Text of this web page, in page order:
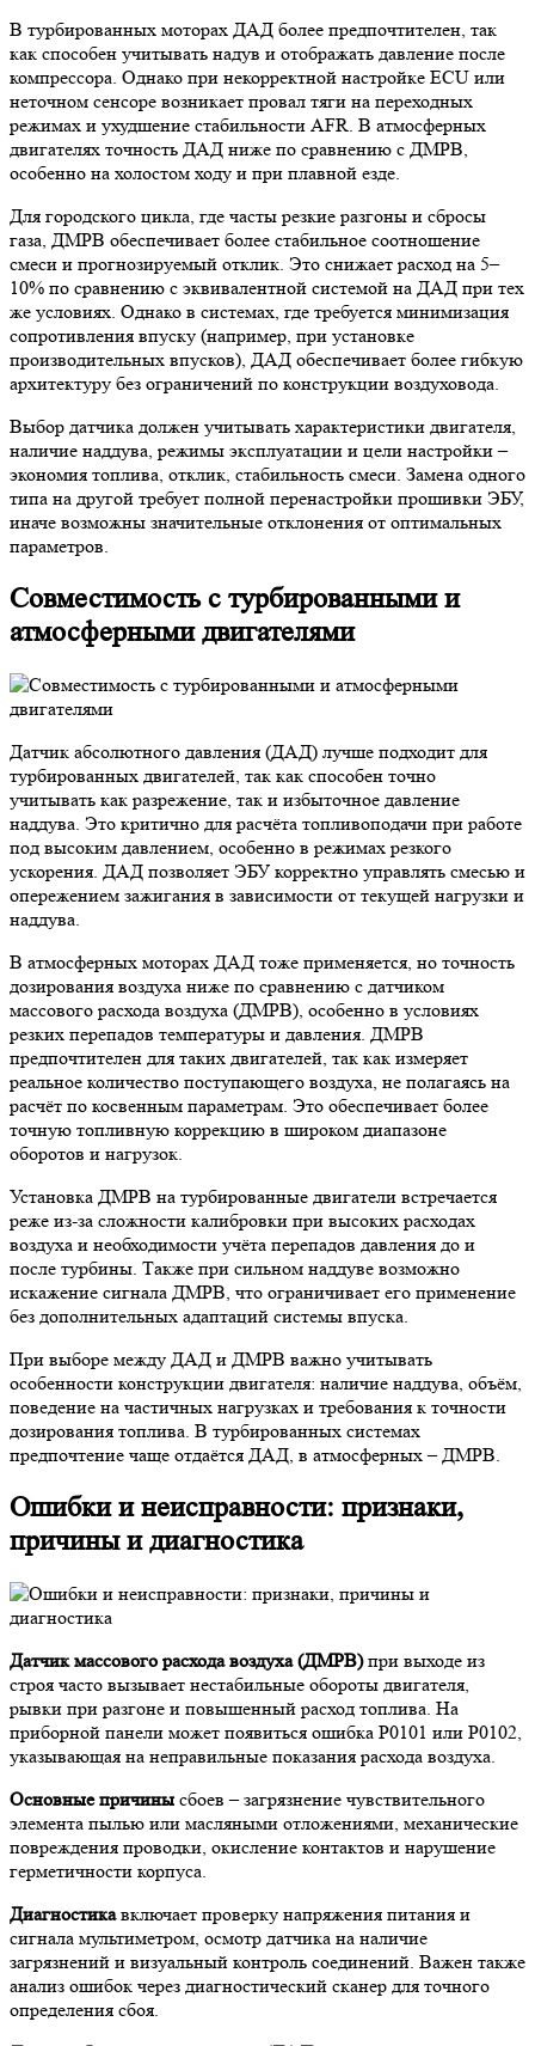
В турбированных моторах ДАД более предпочтителен, так
как способен учитывать надув и отображать давление после
компрессора. Однако при некорректной настройке ECU или
неточном сенсоре возникает провал тяги на переходных
режимах и ухудшение стабильности AFR. В атмосферных
двигателях точность ДАД ниже по сравнению с ДМРВ,
особенно на холостом ходу и при плавной езде.
Для городского цикла, где часты резкие разгоны и сбросы
газа, ДМРВ обеспечивает более стабильное соотношение
смеси и прогнозируемый отклик. Это снижает расход на 5–
10% по сравнению с эквивалентной системой на ДАД при тех
же условиях. Однако в системах, где требуется минимизация
сопротивления впуску (например, при установке
производительных впусков), ДАД обеспечивает более гибкую
архитектуру без ограничений по конструкции воздуховода.
Выбор датчика должен учитывать характеристики двигателя,
наличие наддува, режимы эксплуатации и цели настройки –
экономия топлива, отклик, стабильность смеси. Замена одного
типа на другой требует полной перенастройки прошивки ЭБУ,
иначе возможны значительные отклонения от оптимальных
параметров.
Совместимость с турбированными и
атмосферными двигателями
Датчик абсолютного давления (ДАД) лучше подходит для
турбированных двигателей, так как способен точно
учитывать как разрежение, так и избыточное давление
наддува. Это критично для расчёта топливоподачи при работе
под высоким давлением, особенно в режимах резкого
ускорения. ДАД позволяет ЭБУ корректно управлять смесью и
опережением зажигания в зависимости от текущей нагрузки и
наддува.
В атмосферных моторах ДАД тоже применяется, но точность
дозирования воздуха ниже по сравнению с датчиком
массового расхода воздуха (ДМРВ), особенно в условиях
резких перепадов температуры и давления. ДМРВ
предпочтителен для таких двигателей, так как измеряет
реальное количество поступающего воздуха, не полагаясь на
расчёт по косвенным параметрам. Это обеспечивает более
точную топливную коррекцию в широком диапазоне
оборотов и нагрузок.
Установка ДМРВ на турбированные двигатели встречается
реже из-за сложности калибровки при высоких расходах
воздуха и необходимости учёта перепадов давления до и
после турбины. Также при сильном наддуве возможно
искажение сигнала ДМРВ, что ограничивает его применение
без дополнительных адаптаций системы впуска.
При выборе между ДАД и ДМРВ важно учитывать
особенности конструкции двигателя: наличие наддува, объём,
поведение на частичных нагрузках и требования к точности
дозирования топлива. В турбированных системах
предпочтение чаще отдаётся ДАД, в атмосферных – ДМРВ.
Ошибки и неисправности: признаки,
причины и диагностика
Датчик массового расхода воздуха (ДМРВ)при выходе из
строя часто вызывает нестабильные обороты двигателя,
рывки при разгоне и повышенный расход топлива. На
приборной панели может появиться ошибка P0101 или P0102,
указывающая на неправильные показания расхода воздуха.
Основные причины сбоев – загрязнение чувствительного
элемента пылью или масляными отложениями, механические
повреждения проводки, окисление контактов и нарушение
герметичности корпуса.
Диагностикавключает проверку напряжения питания и
сигнала мультиметром, осмотр датчика на наличие
загрязнений и визуальный контроль соединений. Важен также
анализ ошибок через диагностический сканер для точного
определения сбоя.